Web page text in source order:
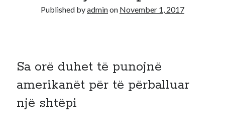
dollar aplikimi
dollar aplikimi
Published byadminon November 1, 2017
Sa orë duhet të punojnë
amerikanët për të përballuar
një shtëpi